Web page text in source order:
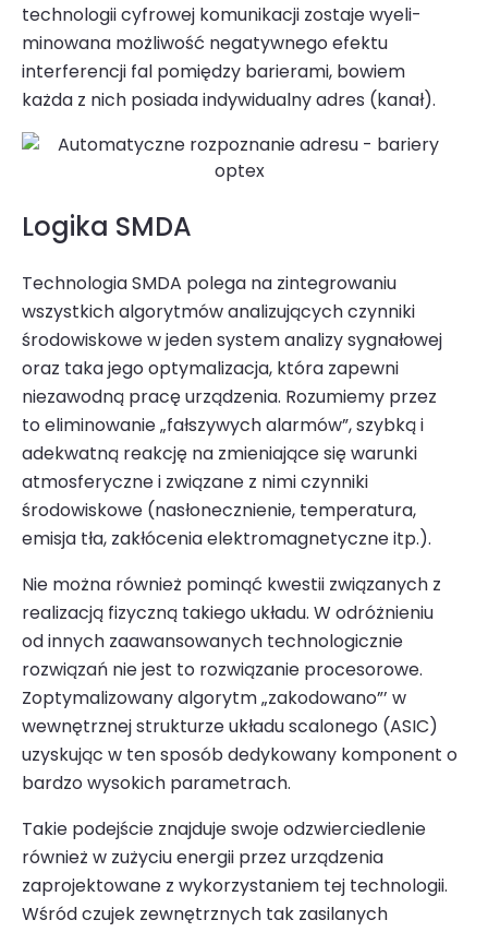
technologii cyfrowej komunikacji zostaje wyeli­
minowana możliwość negatywnego efektu
interferencji fal pomiędzy barierami, bowiem
każda z nich posiada indywidu­alny adres (kanał).
Logika SMDA
Technologia SMDA polega na zintegrowaniu
wszystkich algorytmów analizujących czynniki
środowiskowe w jeden system analizy sygnałowej
oraz taka jego optymalizacja, która zapewni
niezawodną pracę urządzenia. Rozumiemy przez
to eliminowanie „fałszywych alarmów”, szybką i
adekwatną reakcję na zmieniające się warunki
atmosferycz­ne i związane z nimi czynniki
środowiskowe (nasłonecz­nienie, temperatura,
emisja tła, zakłócenia elektromagnetyczne itp.).
Nie można również pominąć kwestii związanych z
realizacją fizyczną takiego układu. W odróżnieniu
od innych zaawan­sowanych technologicznie
rozwiązań nie jest to rozwiązanie procesorowe.
Zoptymalizowany algorytm „zakodowano”’ w
wewnętrznej strukturze układu scalonego (ASIC)
uzysku­jąc w ten sposób dedykowany komponent o
bardzo wyso­kich parametrach.
Takie podejście znajduje swoje odzwierciedlenie
również w zużyciu energii przez urządzenia
zaprojektowane z wyko­rzystaniem tej technologii.
Wśród czujek zewnętrznych tak zasilanych